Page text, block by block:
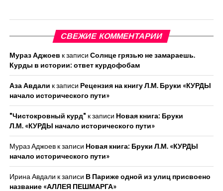
СВЕЖИЕ КОММЕНТАРИИ
Мураз Аджоев к записи Солнце грязью не замараешь.
Курды в истории: ответ курдофобам
Аза Авдали к записи Рецензия на книгу Л.М. Бруки «КУРДЫ
начало исторического пути»
"Чистокровный курд" к записи Новая книга: Бруки
Л.М. «КУРДЫ начало исторического пути»
Мураз Аджоевк записи Новая книга: Бруки Л.М. «КУРДЫ
начало исторического пути»
Ирина Авдали к записи В Париже одной из улиц присвоено
название «АЛЛЕЯ ПЕШМАРГА»